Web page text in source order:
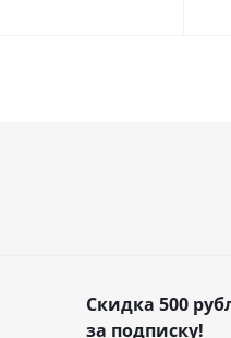
Скидка 500
за подписку!